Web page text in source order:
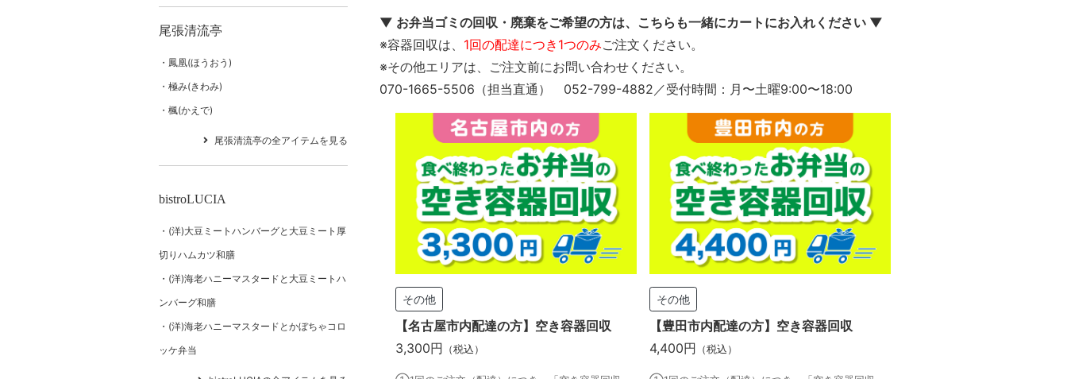
▼ お弁当ゴミの回収・廃棄をご希望の方は、こちらも一緒にカートにお入れください ▼
※容器回収は、 1回の配達につき1つのみご注文ください。
※その他エリアは、ご注文前にお問い合わせください。
070-1665-5506（担当直通） 052-799-4882／受付時間：月〜土曜9:00〜18:00
その他
【名古屋市内配達の方】空き容器回収
3,300円 （税込）
その他
【豊田市内配達の方】空き容器回収
4,400円 （税込）
尾張清流亭
鳳凰(ほうおう)
極み(きわみ)
楓(かえで)
尾張清流亭の全アイテムを見る
bistroLUCIA
(洋)大豆ミートハンバーグと大豆ミート厚
切りハムカツ和膳
(洋)海老ハニーマスタードと大豆ミートハ
ンバーグ和膳
(洋)海老ハニーマスタードとかぼちゃコロ
ッケ弁当